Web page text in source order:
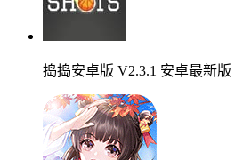
捣捣安卓版 V2.3.1 安卓最新版